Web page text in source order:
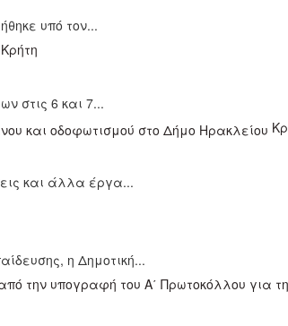
υπό τον...
Κρήτη
στις 6 και 7...
και άλλα έργα...
η Δημοτική...